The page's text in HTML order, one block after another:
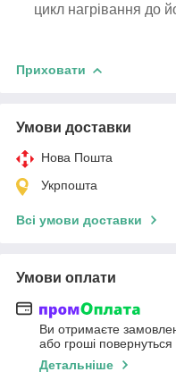
цикл нагрівання до
Приховати
Умови доставки
Нова Пошта
Укрпошта
Всі умови доставки
Умови оплати
Ви отримаєте
або гроші
Детальніше